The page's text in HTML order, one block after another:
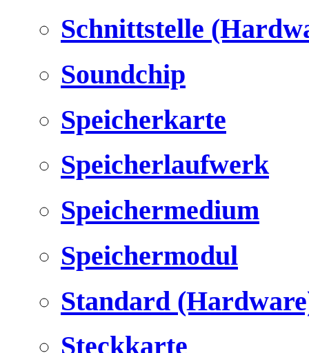
Schnittstelle
Soundchip
Speicherkarte
Speicherlaufwerk
Speichermedium
Speichermodul
Standard
Steckkarte